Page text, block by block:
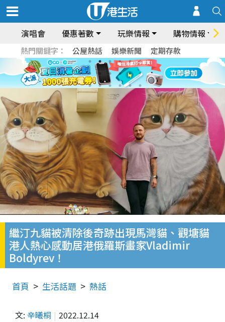
演唱會 優惠著數 玩樂情報 購物情報
熱門關鍵字： 公屋熱話 娛樂新聞 定期存款
繼汀九貓被清除後奇跡出現馬灣貓、觀塘貓
港人熱心感動居港俄羅斯畫家Vladimir
Boldyrev！
首頁 生活話題 熱話
文: 辛曦桐 2022.12.14